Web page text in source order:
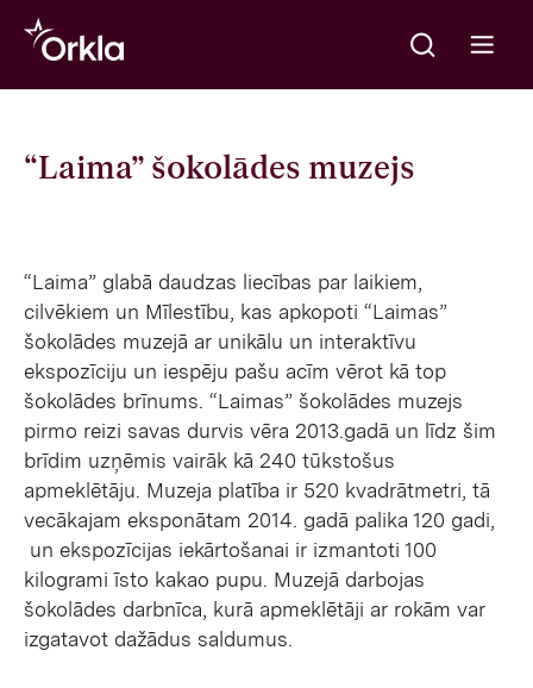
Go to frontpage
Meklēt
“Laima” šokolādes muzejs
“Laima” glabā daudzas liecības par laikiem,
cilvēkiem un Mīlestību, kas apkopoti “Laimas”
šokolādes muzejā ar unikālu un interaktīvu
ekspozīciju un iespēju pašu acīm vērot kā top
šokolādes brīnums. “Laimas” šokolādes muzejs
pirmo reizi savas durvis vēra 2013.gadā un līdz šim
brīdim uzņēmis vairāk kā 240 tūkstošus
apmeklētāju. Muzeja platība ir 520 kvadrātmetri, tā
vecākajam eksponātam 2014. gadā palika 120 gadi,
un ekspozīcijas iekārtošanai ir izmantoti 100
kilogrami īsto kakao pupu. Muzejā darbojas
šokolādes darbnīca, kurā apmeklētāji ar rokām var
izgatavot dažādus saldumus.